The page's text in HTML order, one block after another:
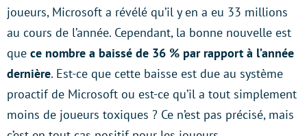
joueurs, Microsoft a révélé qu’il y en a eu 33 millions
au cours de l’année. Cependant, la bonne nouvelle est
que ce nombre a baissé de 36 % par rapport à l’année
dernière. Est-ce que cette baisse est due au système
proactif de Microsoft ou est-ce qu’il a tout simplement
moins de joueurs toxiques ? Ce n’est pas précisé, mais